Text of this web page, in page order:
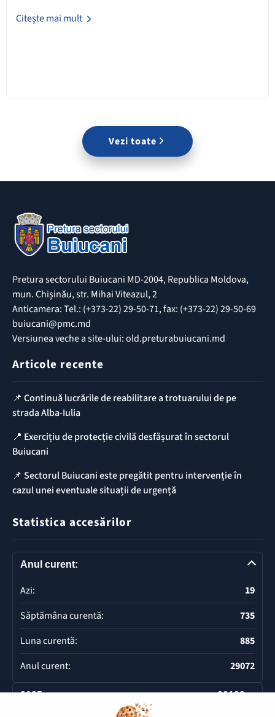
Citește mai mult
Vezi toate
Pretura sectorului Buiucani MD-2004, Republica Moldova,
mun. Chișinău, str. Mihai Viteazul, 2
Anticamera: Tel.: (+373-22) 29-50-71, fax: (+373-22) 29-50-69
buiucani@pmc.md
Versiunea veche a site-ului: old.preturabuiucani.md
Articole recente
📌 Continuă lucrările de reabilitare a trotuarului de pe
strada Alba-Iulia
📍 Exercițiu de protecție civilă desfășurat în sectorul
Buiucani
📌 Sectorul Buiucani este pregătit pentru intervenție în
cazul unei eventuale situații de urgență
Statistica accesărilor
Anul curent:
Azi:
19
Săptămâna curentă:
735
Luna curentă:
885
Anul curent:
29072
2025 20132